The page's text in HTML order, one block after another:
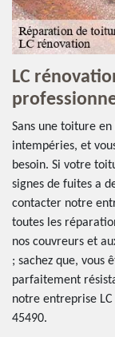
LC
Sans une toiture en
intempéries, et
besoin. Si votre
signes de fuites a
contacter notre
toutes les
nos couvreurs et
; sachez que, vous
parfaitement
notre entreprise
45490.